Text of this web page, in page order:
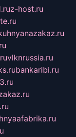
z-host.ru
vlknrussia.ru
bankaribi.ru